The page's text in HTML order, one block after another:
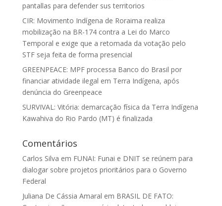
pantallas para defender sus territorios
CIR: Movimento Indígena de Roraima realiza
mobilização na BR-174 contra a Lei do Marco
Temporal e exige que a retomada da votação pelo
STF seja feita de forma presencial
GREENPEACE: MPF processa Banco do Brasil por
financiar atividade ilegal em Terra Indígena, após
denúncia do Greenpeace
SURVIVAL: Vitória: demarcação física da Terra Indígena
Kawahiva do Rio Pardo (MT) é finalizada
Comentários
Carlos Silva em FUNAI: Funai e DNIT se reúnem para
dialogar sobre projetos prioritários para o Governo
Federal
Juliana De Cássia Amaral em BRASIL DE FATO: